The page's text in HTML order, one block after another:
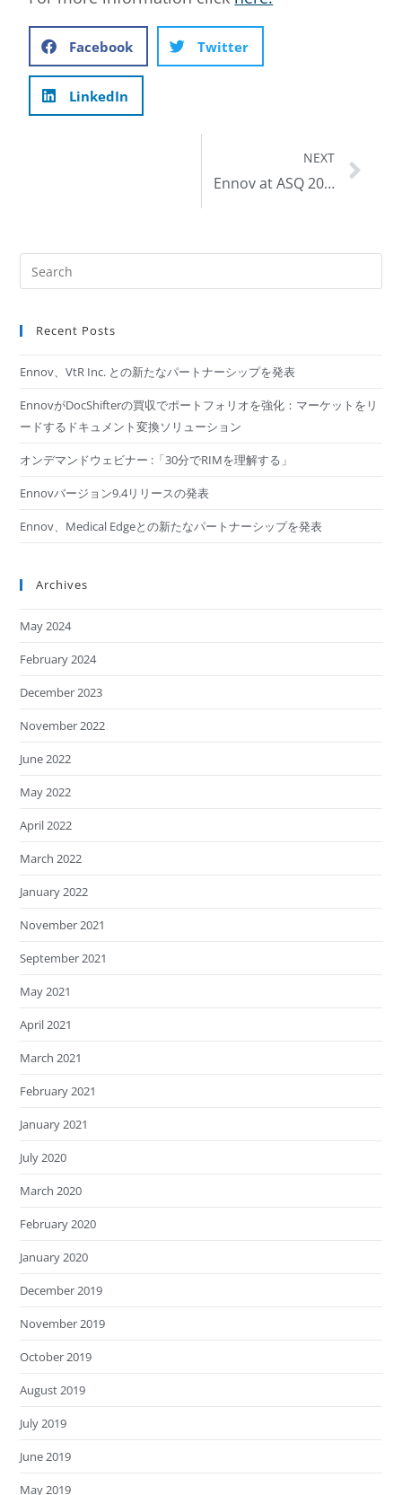
Facebook Twitter
LinkedIn
NEXT
Ennov at ASQ 2015 – World Conference on Quality & Improvement
Recent Posts
Ennov、VtR Inc. との新たなパートナーシップを発表
EnnovがDocShifterの買収でポートフォリオを強化：マーケットをリ
ードするドキュメント変換ソリューション
オンデマンドウェビナー :「30分でRIMを理解する​」
Ennovバージョン9.4リリースの発表
Ennov、Medical Edgeとの新たなパートナーシップを発表
Archives
May 2024
February 2024
December 2023
November 2022
June 2022
May 2022
April 2022
March 2022
January 2022
November 2021
September 2021
May 2021
April 2021
March 2021
February 2021
January 2021
July 2020
March 2020
February 2020
January 2020
December 2019
November 2019
October 2019
August 2019
July 2019
June 2019
May 2019